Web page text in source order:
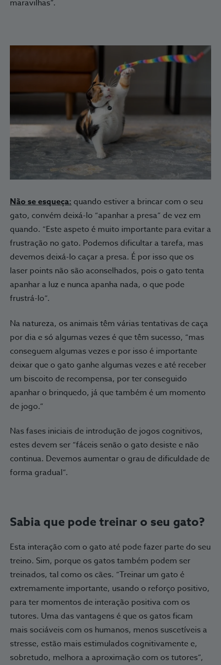
maravilhas”.
Não se esqueça: quando estiver a brincar com o seu
gato, convém deixá-lo “apanhar a presa” de vez em
quando. “Este aspeto é muito importante para evitar a
frustração no gato. Podemos dificultar a tarefa, mas
devemos deixá-lo caçar a presa. É por isso que os
laser points não são aconselhados, pois o gato tenta
apanhar a luz e nunca apanha nada, o que pode
frustrá-lo”.
Na natureza, os animais têm várias tentativas de caça
por dia e só algumas vezes é que têm sucesso, “mas
conseguem algumas vezes e por isso é importante
deixar que o gato ganhe algumas vezes e até receber
um biscoito de recompensa, por ter conseguido
apanhar o brinquedo, já que também é um momento
de jogo.”
Nas fases iniciais de introdução de jogos cognitivos,
estes devem ser “fáceis senão o gato desiste e não
continua. Devemos aumentar o grau de dificuldade de
forma gradual”.
Sabia que pode treinar o seu gato?
Esta interação com o gato até pode fazer parte do seu
treino. Sim, porque os gatos também podem ser
treinados, tal como os cães. “Treinar um gato é
extremamente importante, usando o reforço positivo,
para ter momentos de interação positiva com os
tutores. Uma das vantagens é que os gatos ficam
mais sociáveis com os humanos, menos suscetíveis a
stresse, estão mais estimulados cognitivamente e,
sobretudo, melhora a aproximação com os tutores”,